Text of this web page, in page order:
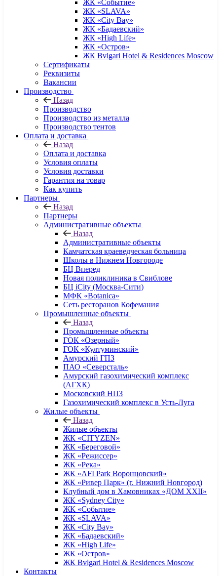
ЖК «Событие»
ЖК «SLAVA»
ЖК «City Bay»
ЖК «Бадаевский»
ЖК «High Life»
ЖК «Остров»
ЖК Bvlgari Hotel & Residences Moscow
Сертификаты
Реквизиты
Вакансии
Производство
Назад
Производство
Производство из металла
Производство тентов
Оплата и доставка
Назад
Оплата и доставка
Условия оплаты
Условия доставки
Гарантия на товар
Как купить
Партнеры
Назад
Партнеры
Административные объекты
Назад
Административные объекты
Камчатская краеведческая больница
Школы в Нижнем Новгороде
БЦ Вперед
Новая поликлиника в Свиблове
БЦ iCity (Москва-Сити)
МФК «Botanica»
Сеть ресторанов Кофемания
Промышленные объекты
Назад
Промышленные объекты
ГОК «Озерный»
ГОК «Култуминский»
Амурский ГПЗ
ПАО «Северсталь»
Амурский газохимический комплекс
(АГХК)
Московский НПЗ
Газохимический комплекс в Усть-Луга
Жилые объекты
Назад
Жилые объекты
ЖК «CITYZEN»
ЖК «Береговой»
ЖК «Режиссер»
ЖК «Река»
ЖК «AFI Park Воронцовский»
ЖК «Ривер Парк» (г. Нижний Новгород)
Клубный дом в Хамовниках «ДОМ XXII»
ЖК «Sydney City»
ЖК «Событие»
ЖК «SLAVA»
ЖК «City Bay»
ЖК «Бадаевский»
ЖК «High Life»
ЖК «Остров»
ЖК Bvlgari Hotel & Residences Moscow
Контакты